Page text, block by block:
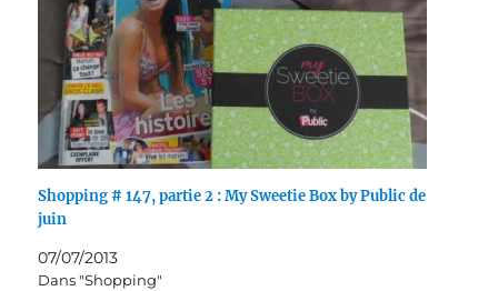
Shopping # 147, partie 2 : My Sweetie Box by Public de
juin
07/07/2013
Dans "Shopping"